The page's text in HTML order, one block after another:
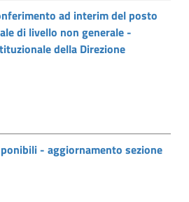
ad interim del posto
di livello non generale -
della Direzione
- aggiornamento sezione